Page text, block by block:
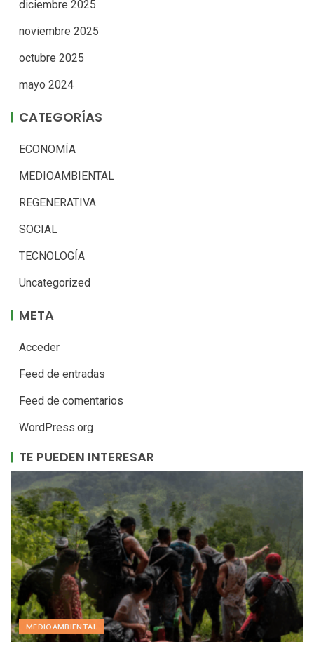
diciembre 2025
noviembre 2025
octubre 2025
mayo 2024
CATEGORÍAS
ECONOMÍA
MEDIOAMBIENTAL
REGENERATIVA
SOCIAL
TECNOLOGÍA
Uncategorized
META
Acceder
Feed de entradas
Feed de comentarios
WordPress.org
TE PUEDEN INTERESAR
MEDIOAMBIENTAL